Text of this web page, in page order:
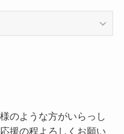
のような方がいらっし
援の程よろしくお願い